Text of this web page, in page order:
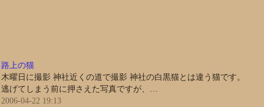
路上の猫
木曜日に撮影 神社近くの道で撮影 神社の白黒猫とは違う猫です。
逃げてしまう前に押さえた写真ですが、…
2006-04-22 19:13